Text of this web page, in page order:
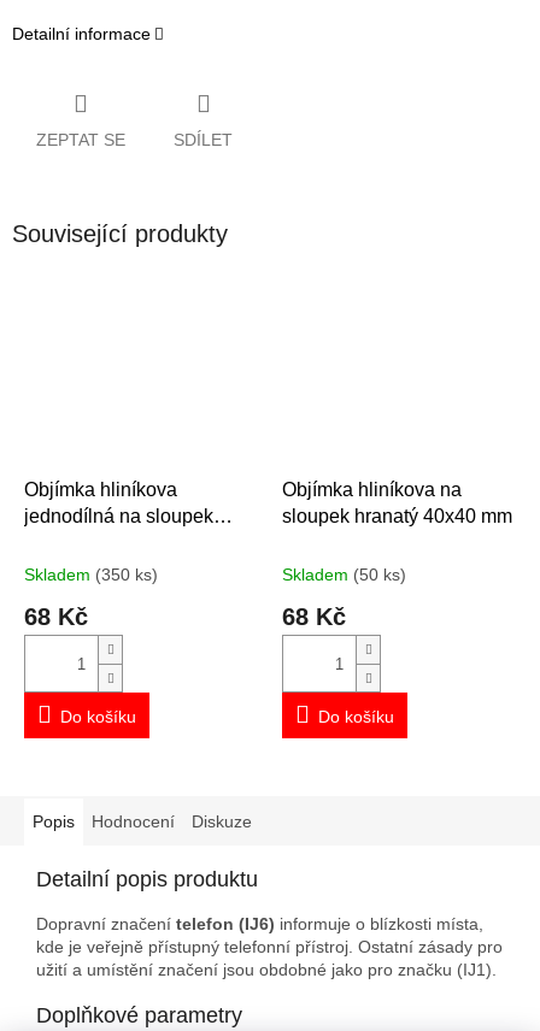
Detailní informace
ZEPTAT SE SDÍLET
Související produkty
Objímka hliníkova
jednodílná na sloupek
Skladem (350 ks)
68 Kč
Do košíku
Objímka hliníkova na
sloupek hranatý 40x40 mm
Skladem (50 ks)
68 Kč
Do košíku
Popis Hodnocení Diskuze
Detailní popis produktu
Dopravní značení telefon (IJ6) informuje o blízkosti místa,
kde je veřejně přístupný telefonní přístroj. Ostatní zásady pro
užití a umístění značení jsou obdobné jako pro značku (IJ1).
Doplňkové parametry